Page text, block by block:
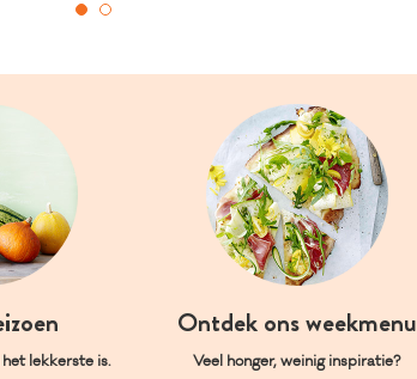
lekkerste is.
Ontdek ons weekmenu
Veel honger, weinig inspiratie?